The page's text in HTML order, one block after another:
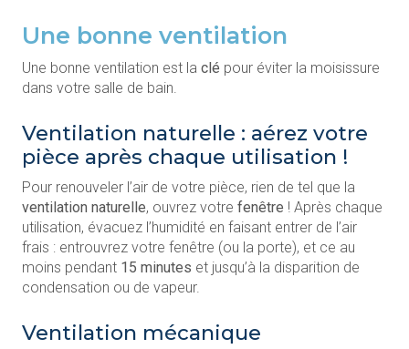
Une bonne ventilation
Une bonne ventilation est la clé pour éviter la moisissure
dans votre salle de bain.
Ventilation naturelle : aérez votre
pièce après chaque utilisation !
Pour renouveler l’air de votre pièce, rien de tel que la
ventilation naturelle, ouvrez votre fenêtre ! Après chaque
utilisation, évacuez l’humidité en faisant entrer de l’air
frais : entrouvrez votre fenêtre (ou la porte), et ce au
moins pendant 15 minutes et jusqu’à la disparition de
condensation ou de vapeur.
Ventilation mécanique